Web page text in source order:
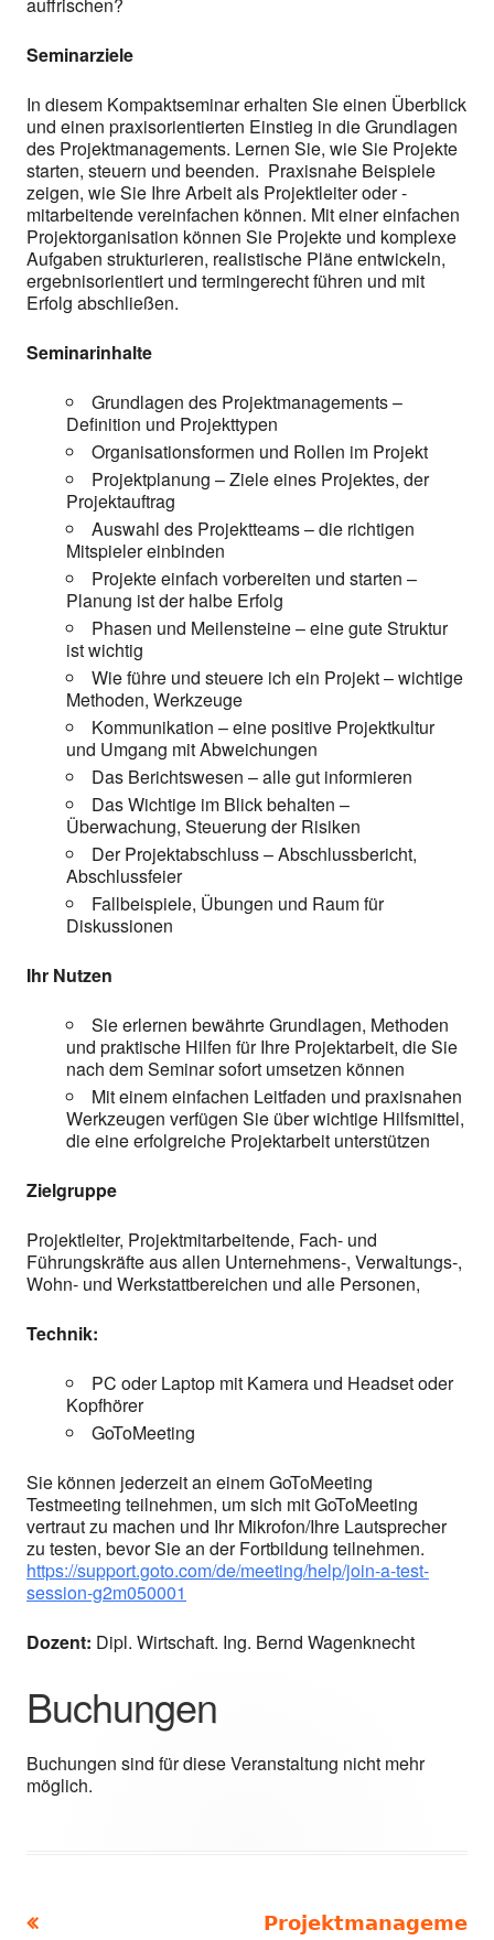
Seminarziele
In diesem Kompaktseminar erhalten Sie einen Überblick
und einen praxisorientierten Einstieg in die Grundlagen
des Projektmanagements. Lernen Sie, wie Sie Projekte
starten, steuern und beenden. Praxisnahe Beispiele
zeigen, wie Sie Ihre Arbeit als Projektleiter oder -
mitarbeitende vereinfachen können. Mit einer einfachen
Projektorganisation können Sie Projekte und komplexe
Aufgaben strukturieren, realistische Pläne entwickeln,
ergebnisorientiert und termingerecht führen und mit
Erfolg abschließen.
Seminarinhalte
Grundlagen des Projektmanagements –
Definition und Projekttypen
Organisationsformen und Rollen im Projekt
Projektplanung – Ziele eines Projektes, der
Projektauftrag
Auswahl des Projektteams – die richtigen
Mitspieler einbinden
Projekte einfach vorbereiten und starten –
Planung ist der halbe Erfolg
Phasen und Meilensteine – eine gute Struktur
ist wichtig
Wie führe und steuere ich ein Projekt – wichtige
Methoden, Werkzeuge
Kommunikation – eine positive Projektkultur
und Umgang mit Abweichungen
Das Berichtswesen – alle gut informieren
Das Wichtige im Blick behalten –
Überwachung, Steuerung der Risiken
Der Projektabschluss – Abschlussbericht,
Abschlussfeier
Fallbeispiele, Übungen und Raum für
Diskussionen
Ihr Nutzen
Sie erlernen bewährte Grundlagen, Methoden
und praktische Hilfen für Ihre Projektarbeit, die Sie
nach dem Seminar sofort umsetzen können
Mit einem einfachen Leitfaden und praxisnahen
Werkzeugen verfügen Sie über wichtige Hilfsmittel,
die eine erfolgreiche Projektarbeit unterstützen
Zielgruppe
Projektleiter, Projektmitarbeitende, Fach- und
Führungskräfte aus allen Unternehmens-, Verwaltungs-,
Wohn- und Werkstattbereichen und alle Personen,
Technik:
PC oder Laptop mit Kamera und Headset oder
Kopfhörer
GoToMeeting
Sie können jederzeit an einem GoToMeeting
Testmeeting teilnehmen, um sich mit GoToMeeting
vertraut zu machen und Ihr Mikrofon/Ihre Lautsprecher
zu testen, bevor Sie an der Fortbildung teilnehmen.
https://support.goto.com/de/meeting/help/join-a-test-
session-g2m050001
Dozent: Dipl. Wirtschaft. Ing. Bernd Wagenknecht
Buchungen
Buchungen sind für diese Veranstaltung nicht mehr
möglich.
BeitragsnavigationNächster
Projektmanageme